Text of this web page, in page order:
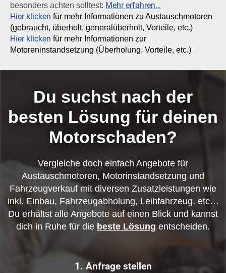
besonders achten solltest: Mehr erfahren…
Hier klicken für mehr Informationen zu Austauschmotoren
(gebraucht, überholt, generalüberholt, Vorteile, etc.)
Hier klicken für mehr Informationen zur
Motoreninstandsetzung (Überholung, Vorteile, etc.)
Du suchst nach der
besten Lösung für deinen
Motorschaden?
Vergleiche doch einfach Angebote für
Austauschmotoren, Motorinstandsetzung und
Fahrzeugverkauf mit diversen Zusatzleistungen wie
inkl. Einbau, Fahrzeugabholung, Leihfahrzeug, etc…
Du erhältst alle Angebote auf einen Blick und kannst
dich in Ruhe für die beste Lösung entscheiden.
1. Anfrage stellen